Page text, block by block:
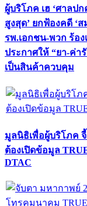
ผู้บริโภค เฮ ‘ศาลปก
สูงสุด’ ยกฟ้องคดี ‘
รพ.เอกชน-พวก ร้อ
ประกาศให้ “ยา-ค่า
เป็นสินค้าควบคุม
มูลนิธิเพื่อผู้บริโภค
ต้องเปิดข้อมูล
DTAC